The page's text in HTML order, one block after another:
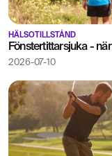
HÄLSOTILLSTÅND
Fönstertittarsjuka -
2026-07-10